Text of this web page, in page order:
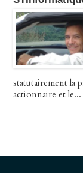
statutairement la
actionnaire et le...